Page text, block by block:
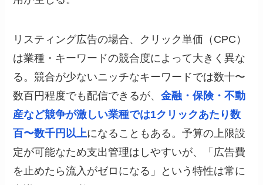
リスティング広告の場合、クリック単価（CPC）
は業種・キーワードの競合度によって大きく異な
る。競合が少ないニッチなキーワードでは数十〜
数百円程度でも配信できるが、金融・保険・不動
産など競争が激しい業種では1クリックあたり数
百〜数千円以上になることもある。予算の上限設
定が可能なため支出管理はしやすいが、「広告費
を止めたら流入がゼロになる」という特性は常に